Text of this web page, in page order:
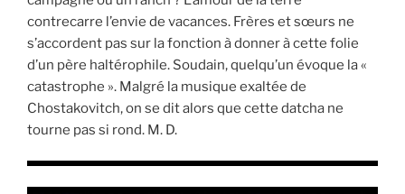
contrecarre l’envie de vacances. Frères et sœurs ne
s’accordent pas sur la fonction à donner à cette folie
d’un père haltérophile. Soudain, quelqu’un évoque la «
catastrophe ». Malgré la musique exaltée de
Chostakovitch, on se dit alors que cette datcha ne
tourne pas si rond. M. D.